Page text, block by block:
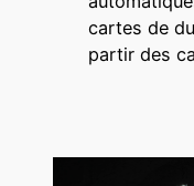
cartes de
partir des